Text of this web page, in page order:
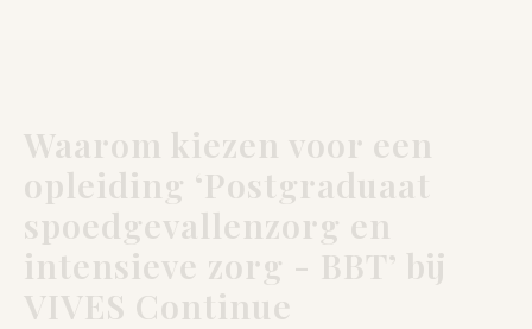
Waarom kiezen voor een
opleiding ‘Postgraduaat
spoedgevallenzorg en
intensieve zorg - BBT’ bij
VIVES Continue